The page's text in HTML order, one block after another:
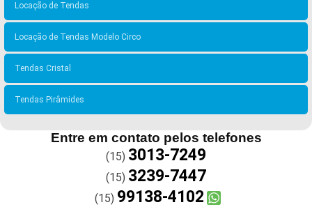
Locação de Tendas
Locação de Tendas Modelo Circo
Tendas Cristal
Tendas Pirâmides
Entre em contato pelos telefones
(15) 3013-7249
(15) 3239-7447
(15) 99138-4102